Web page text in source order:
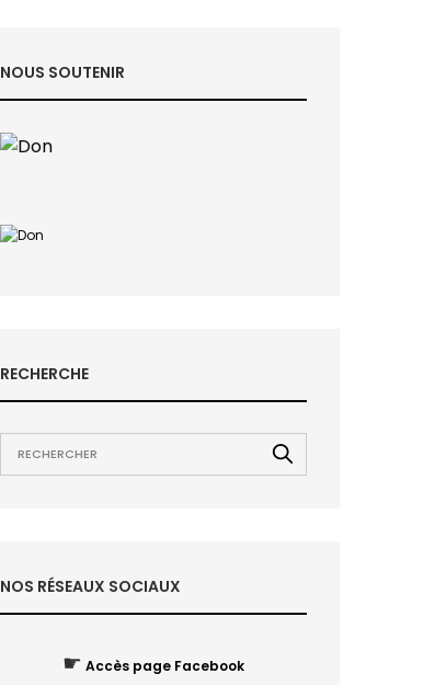
NOUS SOUTENIR
RECHERCHE
NOS RÉSEAUX SOCIAUX
☛ Accès page Facebook